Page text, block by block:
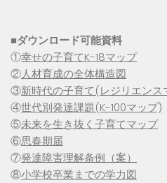
■ダウンロード可能資料
①幸せの子育てK-18マップ
②人材育成の全体構造図
③新時代の子育て(レジリエンス
④世代別発達課題(K-100マップ)
⑤未来を生き抜く子育てマップ
⑥思春期届
⑦発達障害理解条例（案）
⑧小学校卒業までの学力図